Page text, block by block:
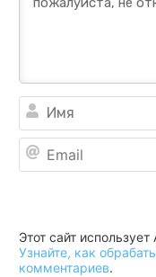
Этот сайт
Узнайте, как
комментариев.